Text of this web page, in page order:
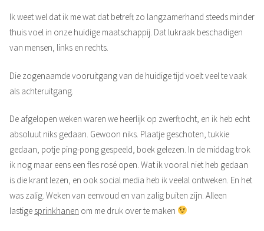
Ik weet wel dat ik me wat dat betreft zo langzamerhand steeds minder
thuis voel in onze huidige maatschappij. Dat lukraak beschadigen
van mensen, links en rechts.
Die zogenaamde vooruitgang van de huidige tijd voelt veel te vaak
als achteruitgang.
De afgelopen weken waren we heerlijk op zwerftocht, en ik heb echt
absoluut niks gedaan. Gewoon niks. Plaatje geschoten, tukkie
gedaan, potje ping-pong gespeeld, boek gelezen. In de middag trok
ik nog maar eens een fles rosé open. Wat ik vooral niet heb gedaan
is die krant lezen, en ook social media heb ik veelal ontweken. En het
was zalig. Weken van eenvoud en van zalig buiten zijn. Alleen
lastige sprinkhanen om me druk over te maken